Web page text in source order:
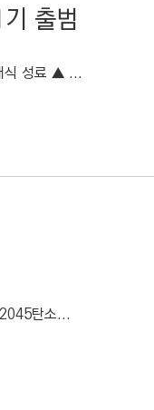
출범
식 성료 ▲ ...
탄소...